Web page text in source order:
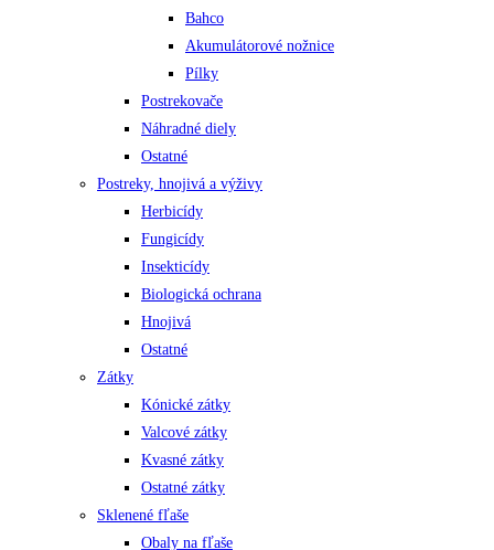
Bahco
Akumulátorové nožnice
Pílky
Postrekovače
Náhradné diely
Ostatné
Postreky, hnojivá a výživy
Herbicídy
Fungicídy
Insekticídy
Biologická ochrana
Hnojivá
Ostatné
Zátky
Kónické zátky
Valcové zátky
Kvasné zátky
Ostatné zátky
Sklenené fľaše
Obaly na fľaše